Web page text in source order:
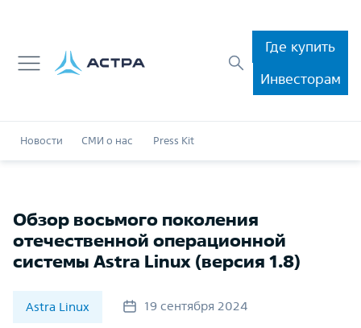
Где купить
Инвесторам
Новости СМИ о нас Press Kit
Обзор восьмого поколения
отечественной операционной
системы Astra Linux (версия 1.8)
Astra Linux 19 сентября 2024